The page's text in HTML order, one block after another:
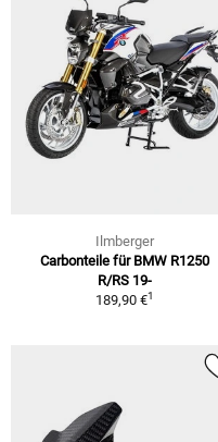
Ilmberger
Carbonteile für BMW R1250
R/RS 19-
189,90 €1